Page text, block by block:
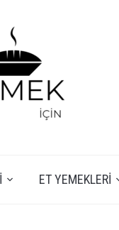
ET YEMEKLERI